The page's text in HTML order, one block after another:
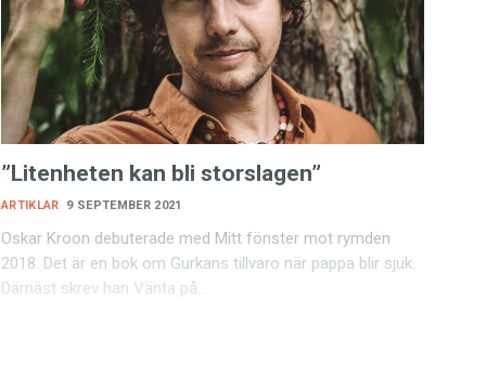
”Litenheten kan bli storslagen”
9 SEPTEMBER 2021
ARTIKLAR
Oskar Kroon debuterade med Mitt fönster mot rymden
2018. Det är en bok om Gurkans tillvaro när pappa blir sjuk.
Därnäst skrev han Vänta på…